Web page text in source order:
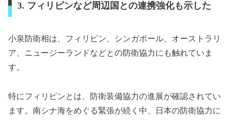
3. フィリピンなど周辺国との連携強化も示した
小泉防衛相は、フィリピン、シンガポール、オーストラリ
ア、ニュージーランドなどとの防衛協力にも触れていま
す。
特にフィリピンとは、防衛装備協力の進展が確認されてい
ます。南シナ海をめぐる緊張が続く中、日本の防衛協力に